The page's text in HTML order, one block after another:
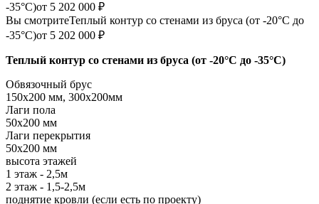
-35°С)от 5 202 000 ₽
Вы смотритеТеплый контур со стенами из бруса (от -20°С до
-35°С)от 5 202 000 ₽
Теплый контур со стенами из бруса (от -20°С до -35°С)
Обвязочный брус
150х200 мм, 300х200мм
Лаги пола
50х200 мм
Лаги перекрытия
50х200 мм
высота этажей
1 этаж - 2,5м
2 этаж - 1,5-2,5м
поднятие кровли (если есть по проекту)